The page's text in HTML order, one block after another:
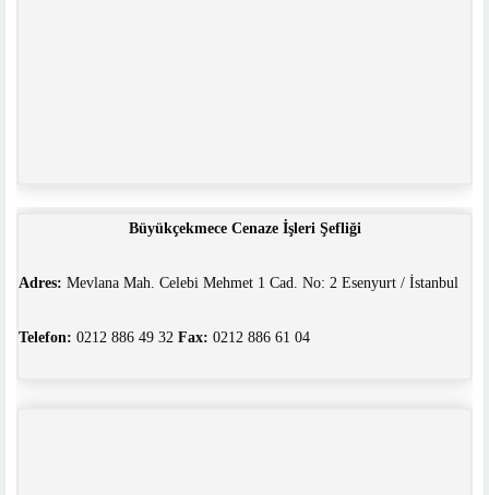
Büyükçekmece Cenaze İşleri Şefliği
Adres: Mevlana Mah. Celebi Mehmet 1 Cad. No: 2 Esenyurt / İstanbul
Telefon: 0212 886 49 32 Fax: 0212 886 61 04